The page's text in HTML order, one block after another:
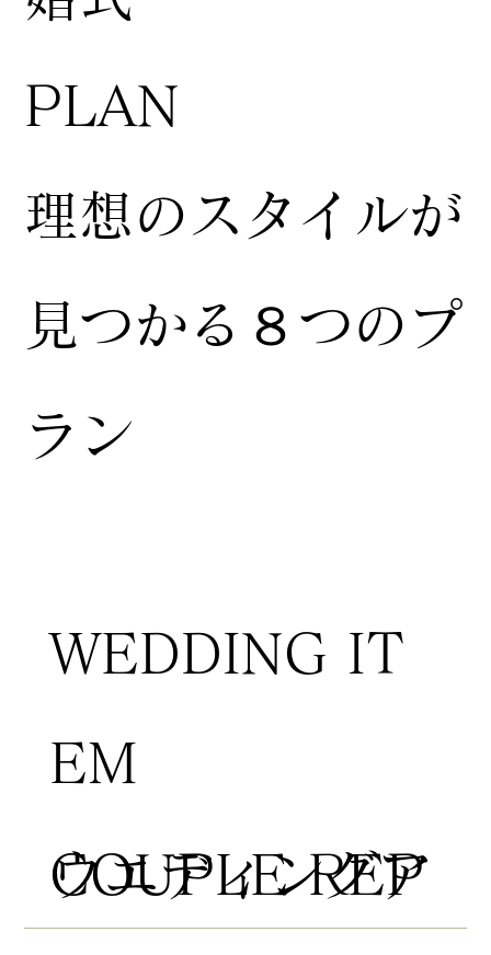
​PLAN
COUPLE REP
​理想のスタイルが
見つかる８つのプ
ラン
WEDDING IT
EM
​ウエディングア